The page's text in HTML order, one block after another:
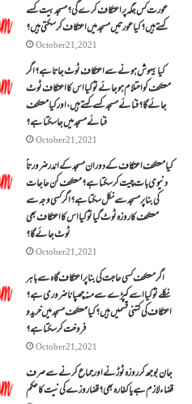
عورت کس جگہ پر اعتکاف کرے گی؟مسجد بیت کسے
کہتے ہیں؟کیا عورتیں مسجد میں اعتکاف کر سکتی ہیں؟
October 21, 2021
کیا بیہوش ہونے سے اعتکاف ٹوٹ جاتا ہے؟ اگر
معتکف کو احتلام ہو جائے تو کیا اس کا اعتکاف ٹوٹ
جائے گا؟فنائے مسجد کسے کہتے ہیں ، اور کیا معتکف
فنائے مسجد میں جا سکتا ہے؟
October 21, 2021
کیا معتکف اعتکاف کے دوران مسجد کے اندر ضرورتاً
دنیوی بات چیت کر سکتا ہے؟معتکف کن حاجات
کی بنا پر مسجد سے نکل سکتا ہے؟ اگر کسی وجہ سے
معتکف کا روزہ ٹوٹ گیا تو کیا اس کا اعتکاف بھی
ٹوٹ جائے گا؟
October 21, 2021
اگر معتکف کسی حاجت کی بنا پر اعتکاف گاہ سے باہر
نکلے تو کیا اسے کپڑے سے منہ چھپانا ضروری ہے؟
اعتکاف کی کتنی قسمیں ہیں؟کیا معتکف مسجد میں خرید و
فروخت کر سکتا ہے؟
October 21, 2021
جان بوجھ کر روزہ ٹوڑنے اور جماع کرنے سے صرف
قضاء لازم ہے یا کفارہ بھی؟ قضا روزے کی نیت کا حکم